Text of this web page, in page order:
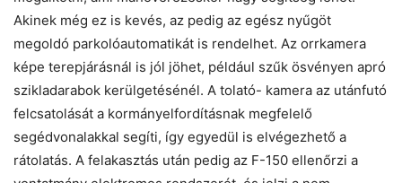
Akinek még ez is kevés, az pedig az egész nyűgöt
megoldó parkolóautomatikát is rendelhet. Az orrkamera
képe terepjárásnál is jól jöhet, például szűk ösvényen apró
szikladarabok kerülgetésénél. A tolató- kamera az utánfutó
felcsatolását a kormányelfordításnak megfelelő
segédvonalakkal segíti, így egyedül is elvégezhető a
rátolatás. A felakasztás után pedig az F-150 ellenőrzi a